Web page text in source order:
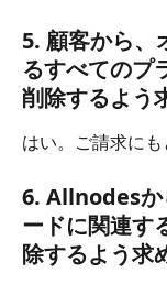
5. 顧客から、
るすべてのプ
削除するよう
はい。ご請求にも
6. Allnodesか
ードに関連す
除するよう求